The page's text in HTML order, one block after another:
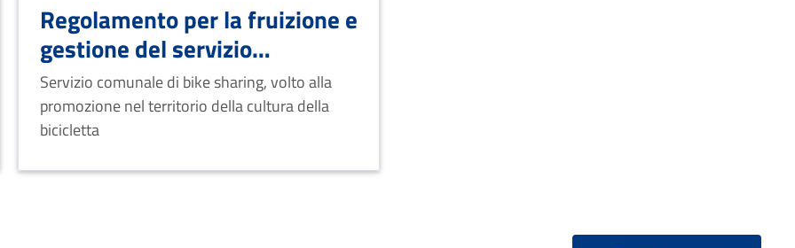
Regolamento per la fruizione e
gestione del servizio
comunale di bike sharing
Servizio comunale di bike sharing, volto alla
promozione nel territorio della cultura della
bicicletta